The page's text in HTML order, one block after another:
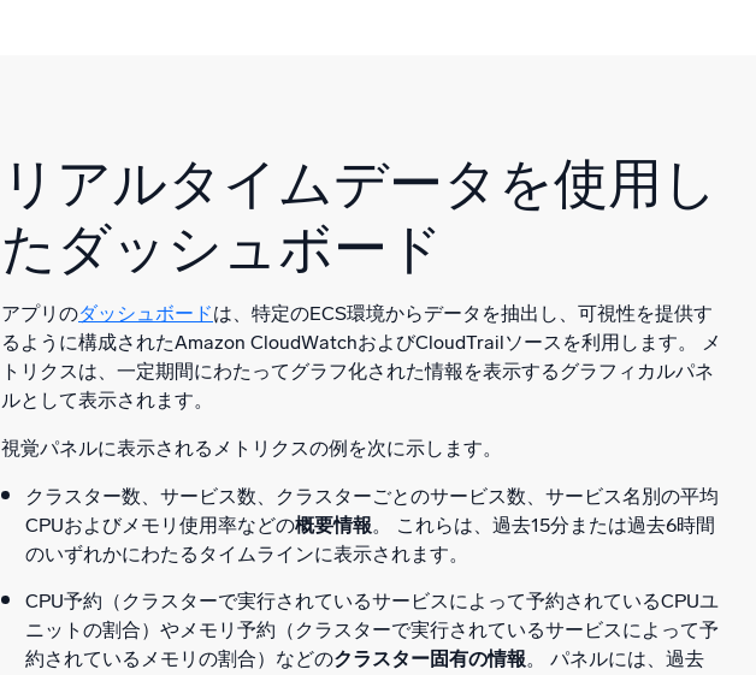
リアルタイムデータを使用し
たダッシュボード
アプリのダッシュボードは、特定のECS環境からデータを抽出し、可視性を提供す
るように構成されたAmazon CloudWatchおよびCloudTrailソースを利用します。 メ
トリクスは、一定期間にわたってグラフ化された情報を表示するグラフィカルパネ
ルとして表示されます。
視覚パネルに表示されるメトリクスの例を次に示します。
クラスター数、サービス数、クラスターごとのサービス数、サービス名別の平均
CPUおよびメモリ使用率などの概要情報。 これらは、過去15分または過去6時間
のいずれかにわたるタイムラインに表示されます。
CPU予約（クラスターで実行されているサービスによって予約されているCPUユ
ニットの割合）やメモリ予約（クラスターで実行されているサービスによって予
約されているメモリの割合）などのクラスター固有の情報。 パネルには、過去